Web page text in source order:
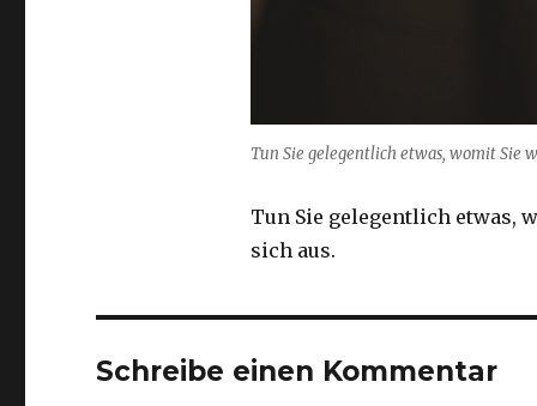
Tun Sie gelegentlich etwas, womit Sie
Tun Sie gelegentlich etwas,
sich aus.
Schreibe einen Kommentar